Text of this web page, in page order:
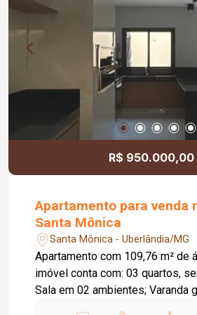
R$ 950.000,00
Apartamento para venda
Santa Mônica
Santa Mônica - Uberlândia/MG
Apartamento com 109,76 m² de
imóvel conta com: 03 quartos,
Sala em 02 ambientes; Varanda